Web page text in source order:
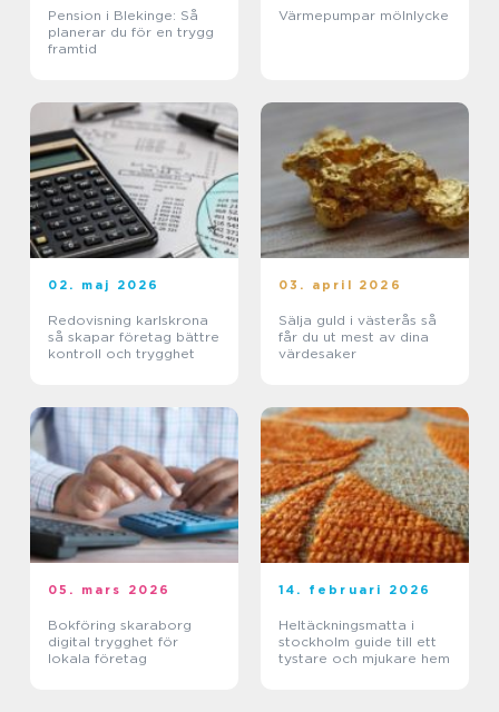
Pension i Blekinge: Så
planerar du för en trygg
framtid
Värmepumpar mölnlycke
02. maj 2026
Redovisning karlskrona
så skapar företag bättre
kontroll och trygghet
03. april 2026
Sälja guld i västerås så
får du ut mest av dina
värdesaker
05. mars 2026
Bokföring skaraborg
digital trygghet för
lokala företag
14. februari 2026
Heltäckningsmatta i
stockholm guide till ett
tystare och mjukare hem